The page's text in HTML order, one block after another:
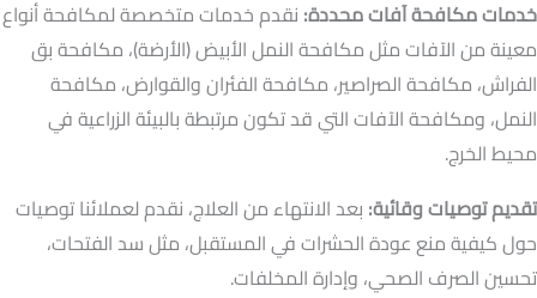
خدمات مكافحة آفات محددة: نقدم خدمات متخصصة لمكافحة أنواع
معينة من الآفات مثل مكافحة النمل الأبيض (الأرضة)، مكافحة بق
الفراش، مكافحة الصراصير، مكافحة الفئران والقوارض، مكافحة
النمل، ومكافحة الآفات التي قد تكون مرتبطة بالبيئة الزراعية في
محيط الخرج.
تقديم توصيات وقائية: بعد الانتهاء من العلاج، نقدم لعملائنا توصيات
حول كيفية منع عودة الحشرات في المستقبل، مثل سد الفتحات،
تحسين الصرف الصحي، وإدارة المخلفات.